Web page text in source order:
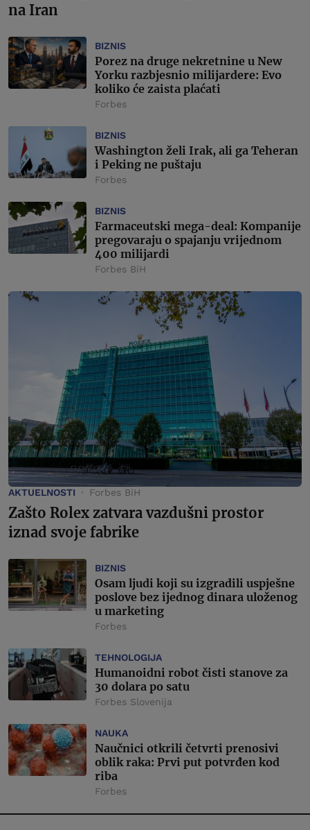
na Iran
BIZNIS
Porez na druge nekretnine u New
Yorku razbjesnio milijardere: Evo
koliko će zaista plaćati
Forbes
BIZNIS
Washington želi Irak, ali ga Teheran
i Peking ne puštaju
Forbes
BIZNIS
Farmaceutski mega-deal: Kompanije
pregovaraju o spajanju vrijednom
400 milijardi
Forbes BiH
AKTUELNOSTI Forbes BiH
Zašto Rolex zatvara vazdušni prostor
iznad svoje fabrike
BIZNIS
Osam ljudi koji su izgradili uspješne
poslove bez ijednog dinara uloženog
u marketing
Forbes
TEHNOLOGIJA
Humanoidni robot čisti stanove za
30 dolara po satu
Forbes Slovenija
NAUKA
Naučnici otkrili četvrti prenosivi
oblik raka: Prvi put potvrđen kod
riba
Forbes